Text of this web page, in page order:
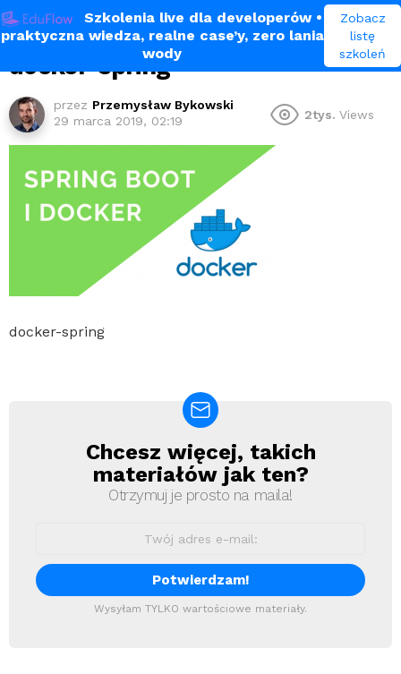
Szkolenia live dla developerów•
praktyczna wiedza, realne case’y, zero lania
wody
Zobacz
listę
szkoleń
docker-spring
przez Przemysław Bykowski
29 marca 2019, 02:19
2tys. Views
docker-spring
NewsletterChcesz więcej, takich
materiałów jak ten?
Otrzymuj je prosto na maila!
Wysyłam TYLKO wartościowe materiały.